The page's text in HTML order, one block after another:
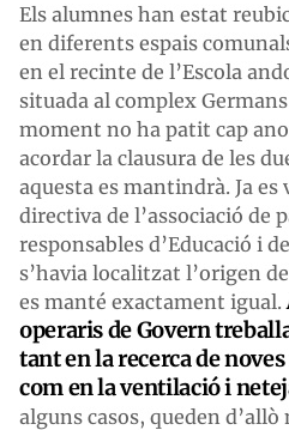
Els alumnes han estat
en diferents espais
en el recinte de l’Escola
situada al complex
moment no ha patit cap
acordar la clausura de les
aquesta es mantindrà. Ja
directiva de l’associació de
responsables d’Educació i
s’havia localitzat l’origen
es manté exactament igual.
operaris de Govern
tant en la recerca de
com en la ventilació i
alguns casos, queden